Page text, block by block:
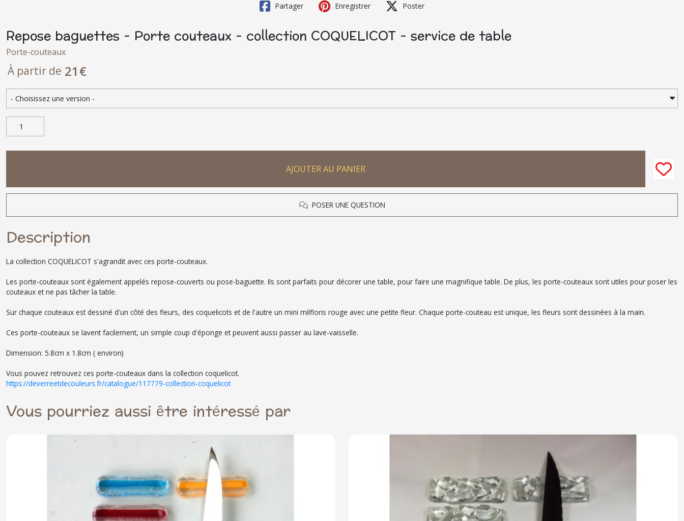
Partager Enregistrer Poster
Repose baguettes - Porte couteaux - collection COQUELICOT - service de table
Porte-couteaux
À partir de 21 €
AJOUTER AU PANIER
POSER UNE QUESTION
Description
La collection COQUELICOT s'agrandit avec ces porte-couteaux.
Les porte-couteaux sont également appelés repose-couverts ou pose-baguette. Ils sont parfaits pour décorer une table, pour faire une magnifique table. De plus, les porte-couteaux sont utiles pour poser les
couteaux et ne pas tâcher la table.
Sur chaque couteaux est dessiné d'un côté des fleurs, des coquelicots et de l'autre un mini milfloris rouge avec une petite fleur. Chaque porte-couteau est unique, les fleurs sont dessinées à la main.
Ces porte-couteaux se lavent facilement, un simple coup d'éponge et peuvent aussi passer au lave-vaisselle.
Dimension: 5.8cm x 1.8cm ( environ)
Vous pouvez retrouvez ces porte-couteaux dans la collection coquelicot.
https://deverreetdecouleurs.fr/catalogue/117779-collection-coquelicot
Vous pourriez aussi être intéressé par